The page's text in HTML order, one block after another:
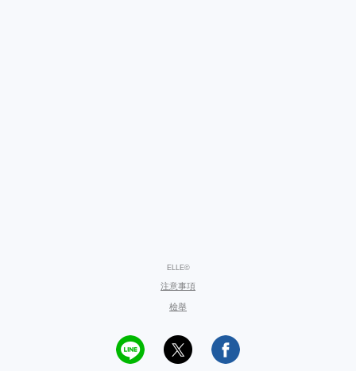
ELLE©
注意事項
檢舉